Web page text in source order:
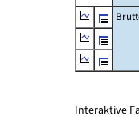
Interaktive